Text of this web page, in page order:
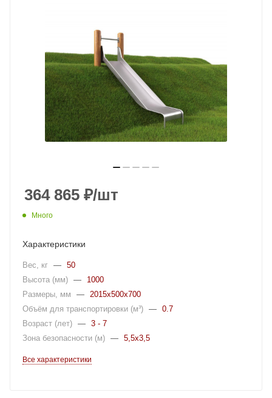
364 865 ₽/шт
Много
Характеристики
Вес, кг — 50
Высота (мм) —
1000
Размеры, мм
—
2015x500x700
Объём для транспортировки (м³) — 0.7
Возраст (лет) — 3 - 7
Зона безопасности (м) — 5,5x3,5
Все характеристики